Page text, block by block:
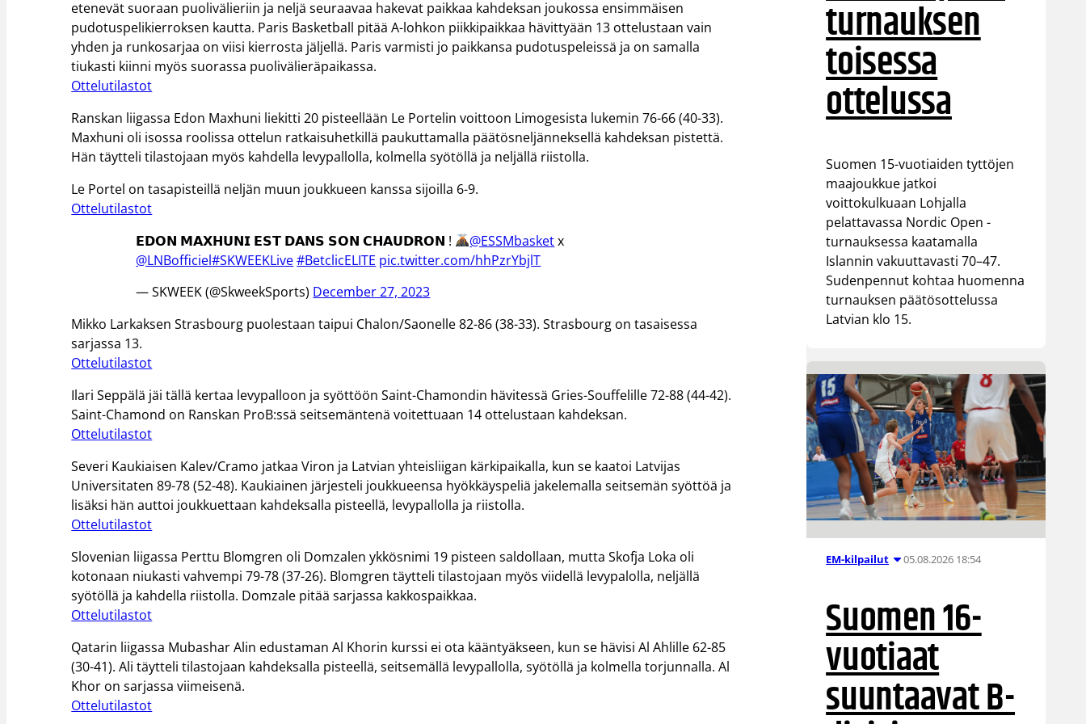
etenevät suoraan puolivälieriin ja neljä seuraavaa hakevat paikkaa kahdeksan joukossa ensimmäisen
pudotuspelikierroksen kautta. Paris Basketball pitää A-lohkon piikkipaikkaa hävittyään 13 ottelustaan vain
yhden ja runkosarjaa on viisi kierrosta jäljellä. Paris varmisti jo paikkansa pudotuspeleissä ja on samalla
tiukasti kiinni myös suorassa puolivälieräpaikassa.
Ottelutilastot
Ranskan liigassa Edon Maxhuni liekitti 20 pisteellään Le Portelin voittoon Limogesista lukemin 76-66 (40-33).
Maxhuni oli isossa roolissa ottelun ratkaisuhetkillä paukuttamalla päätösneljänneksellä kahdeksan pistettä.
Hän täytteli tilastojaan myös kahdella levypallolla, kolmella syötöllä ja neljällä riistolla.
Le Portel on tasapisteillä neljän muun joukkueen kanssa sijoilla 6-9.
Ottelutilastot
𝗘𝗗𝗢𝗡 𝗠𝗔𝗫𝗛𝗨𝗡𝗜 𝗘𝗦𝗧 𝗗𝗔𝗡𝗦 𝗦𝗢𝗡 𝗖𝗛𝗔𝗨𝗗𝗥𝗢𝗡 !
@ESSMbasketx
@LNBofficiel#SKWEEKLive#BetclicELITE pic.twitter.com/hhPzrYbjlT
— SKWEEK (@SkweekSports) December 27, 2023
Mikko Larkaksen Strasbourg puolestaan taipui Chalon/Saonelle 82-86 (38-33). Strasbourg on tasaisessa
sarjassa 13.
Ottelutilastot
Ilari Seppälä jäi tällä kertaa levypalloon ja syöttöön Saint-Chamondin hävitessä Gries-Souffelille 72-88 (44-42).
Saint-Chamond on Ranskan ProB:ssä seitsemäntenä voitettuaan 14 ottelustaan kahdeksan.
Ottelutilastot
Severi Kaukiaisen Kalev/Cramo jatkaa Viron ja Latvian yhteisliigan kärkipaikalla, kun se kaatoi Latvijas
Universitaten 89-78 (52-48). Kaukiainen järjesteli joukkueensa hyökkäyspeliä jakelemalla seitsemän syöttöä ja
lisäksi hän auttoi joukkuettaan kahdeksalla pisteellä, levypallolla ja riistolla.
Ottelutilastot
Slovenian liigassa Perttu Blomgren oli Domzalen ykkösnimi 19 pisteen saldollaan, mutta Skofja Loka oli
kotonaan niukasti vahvempi 79-78 (37-26). Blomgren täytteli tilastojaan myös viidellä levypalolla, neljällä
syötöllä ja kahdella riistolla. Domzale pitää sarjassa kakkospaikkaa.
Ottelutilastot
Qatarin liigassa Mubashar Alin edustaman Al Khorin kurssi ei ota kääntyäkseen, kun se hävisi Al Ahlille 62-85
(30-41). Ali täytteli tilastojaan kahdeksalla pisteellä, seitsemällä levypallolla, syötöllä ja kolmella torjunnalla. Al
Khor on sarjassa viimeisenä.
Ottelutilastot
turnauksen
toisessa
ottelussa
Suomen 15-vuotiaiden tyttöjen
maajoukkue jatkoi
voittokulkuaan Lohjalla
pelattavassa Nordic Open -
turnauksessa kaatamalla
Islannin vakuuttavasti 70–47.
Sudenpennut kohtaa huomenna
turnauksen päätösottelussa
Latvian klo 15.
EM-kilpailut 05.08.2026 18:54
Suomen 16-
vuotiaat
suuntaavat B-